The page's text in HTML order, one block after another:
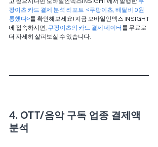
팡이츠 카드 결제 분석 리포트  <쿠팡이츠, 배달비 0원
통했다>를 확인해보세요! 지금 모바일인덱스 INSIGHT
에 접속하시면, 쿠팡이츠의 카드 결제 데이터를 무료로
더 자세히 살펴보실 수 있습니다.
4. OTT/음악 구독 업종 결제액
분석